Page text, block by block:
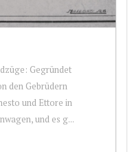
Gegründet
den Gebrüdern
und Ettore in
und es g...